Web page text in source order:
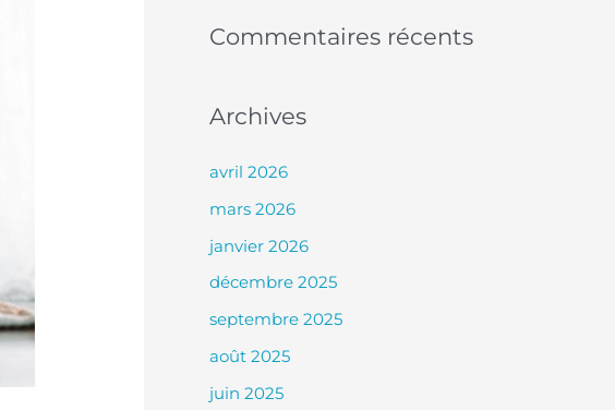
Commentaires récents
Archives
avril 2026
mars 2026
janvier 2026
décembre 2025
septembre 2025
août 2025
juin 2025